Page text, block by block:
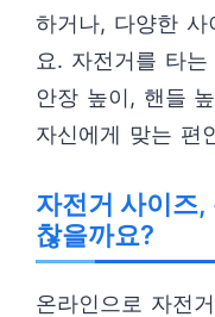
하거나, 다양한 사
요. 자전거를 타
안장 높이, 핸들
자신에게 맞는 편
자전거 사이즈,
찮을까요?
온라인으로 자전